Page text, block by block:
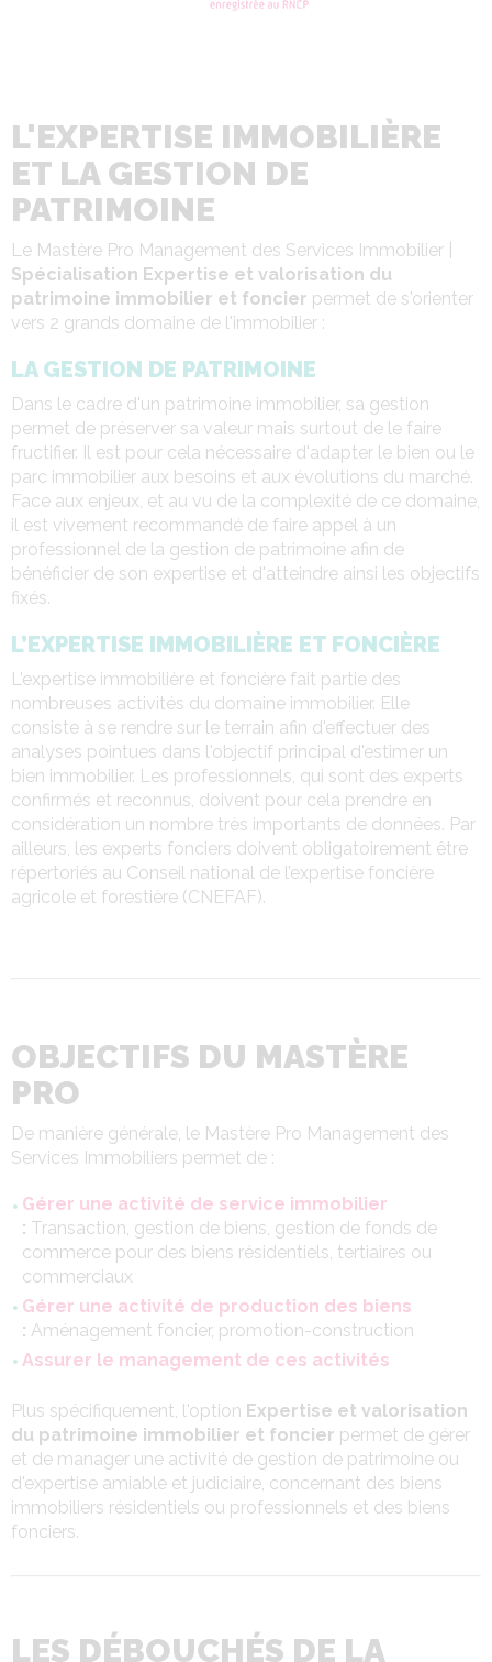
L'EXPERTISE IMMOBILIÈRE
ET LA GESTION DE
PATRIMOINE
Le Mastère Pro Management des Services Immobilier |
Spécialisation Expertise et valorisation du
patrimoine immobilier et foncier permet de s'orienter
vers 2 grands domaine de l'immobilier :
LA GESTION DE PATRIMOINE
Dans le cadre d'un patrimoine immobilier, sa gestion
permet de préserver sa valeur mais surtout de le faire
fructifier. Il est pour cela nécessaire d'adapter le bien ou le
parc immobilier aux besoins et aux évolutions du marché.
Face aux enjeux, et au vu de la complexité de ce domaine,
il est vivement recommandé de faire appel à un
professionnel de la gestion de patrimoine afin de
bénéficier de son expertise et d'atteindre ainsi les objectifs
fixés.
L’EXPERTISE IMMOBILIÈRE ET FONCIÈRE
L'expertise immobilière et foncière fait partie des
nombreuses activités du domaine immobilier. Elle
consiste à se rendre sur le terrain afin d'effectuer des
analyses pointues dans l'objectif principal d'estimer un
bien immobilier. Les professionnels, qui sont des experts
confirmés et reconnus, doivent pour cela prendre en
considération un nombre très importants de données. Par
ailleurs, les experts fonciers doivent obligatoirement être
répertoriés au Conseil national de l’expertise foncière
agricole et forestière (CNEFAF).
OBJECTIFS DU MASTÈRE
PRO
De manière générale, le Mastère Pro Management des
Services Immobiliers permet de :
Gérer une activité de service immobilier
: Transaction, gestion de biens, gestion de fonds de
commerce pour des biens résidentiels, tertiaires ou
commerciaux
Gérer une activité de production des biens
: Aménagement foncier, promotion-construction
Assurer le management de ces activités
Plus spécifiquement, l'option Expertise et valorisation
du patrimoine immobilier et foncier permet de gérer
et de manager une activité de gestion de patrimoine ou
d'expertise amiable et judiciaire, concernant des biens
immobiliers résidentiels ou professionnels et des biens
fonciers.
LES DÉBOUCHÉS DE LA